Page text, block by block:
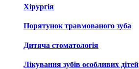
Хірургія
Порятунок травмованого зуба
Дитяча стоматологія
Лікування зубів особливих дітей